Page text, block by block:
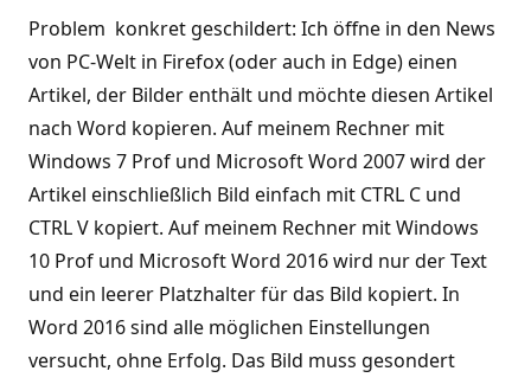
Problem konkret geschildert: Ich öffne in den News
von PC-Welt in Firefox (oder auch in Edge) einen
Artikel, der Bilder enthält und möchte diesen Artikel
nach Word kopieren. Auf meinem Rechner mit
Windows 7 Prof und Microsoft Word 2007 wird der
Artikel einschließlich Bild einfach mit CTRL C und
CTRL V kopiert. Auf meinem Rechner mit Windows
10 Prof und Microsoft Word 2016 wird nur der Text
und ein leerer Platzhalter für das Bild kopiert. In
Word 2016 sind alle möglichen Einstellungen
versucht, ohne Erfolg. Das Bild muss gesondert